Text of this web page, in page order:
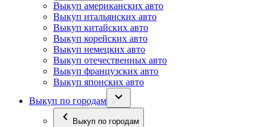
Выкуп американских авто
Выкуп итальянских авто
Выкуп китайских авто
Выкуп корейских авто
Выкуп немецких авто
Выкуп отечественных авто
Выкуп французских авто
Выкуп японских авто
Выкуп по городам
Выкуп по городам